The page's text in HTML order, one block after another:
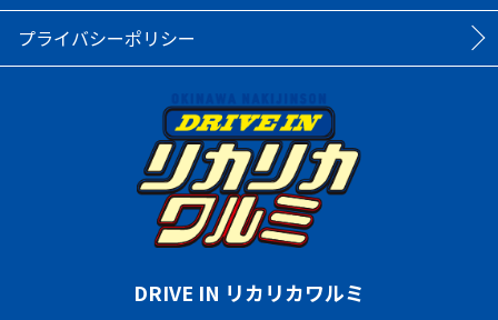
プライバシーポリシー
DRIVE IN リカリカワルミ